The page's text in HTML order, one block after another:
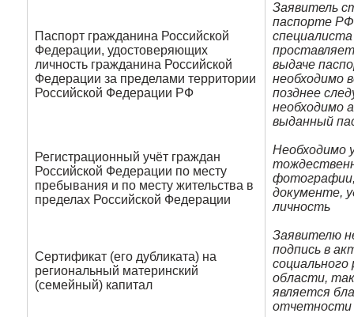
Паспорт гражданина Российской
Федерации, удостоверяющих
личность гражданина Российской
Федерации за пределами территории
Российской Федерации РФ
Заявитель
паспорте
проставляет
выдаче
необходимо
позднее
необходимо
выданный
Регистрационный учёт граждан
Российской Федерации по месту
пребывания и по месту жительства в
пределах Российской Федерации
Необходимо
документе,
личность
Сертификат (его дубликата) на
региональный материнский
(семейный) капитал
Заявителю
подпись в
социального
области,
является
отчетности